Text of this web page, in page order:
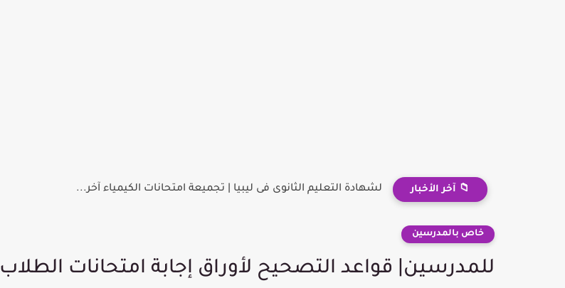
📁 آخر الأخبار لشهادة التعليم الثانوى فى ليبيا | تجميعة امتحانات الكيمياء آخر...
خاص بالمدرسين
للمدرسين| قواعد التصحيح لأوراق إجابة امتحانات الطلاب